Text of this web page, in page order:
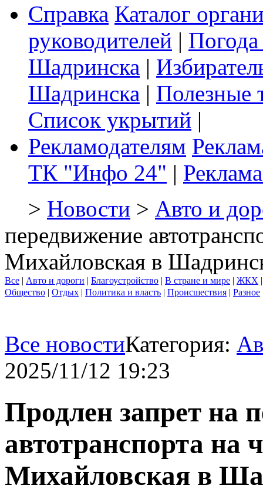
Справка Каталог
руководителей |
Шадринска |
Шадринска | Полезные
Список укрытий |
Рекламодателям
ТК "Инфо 24" |
> Новости > Авто и
передвижение
Михайловская в
Все | Авто и дороги | Благоустройство | В стране и мире | ЖКХ
Общество | Отдых | Политика и власть | Происшествия | Разное
Все новостиКатегория:
2025/11/12 19:23
Продлен запрет на
автотранспорта на
Михайловская в